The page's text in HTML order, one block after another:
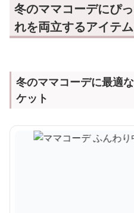
冬のママコーデにぴ
れを両立するアイテ
冬のママコーデに最適
ケット